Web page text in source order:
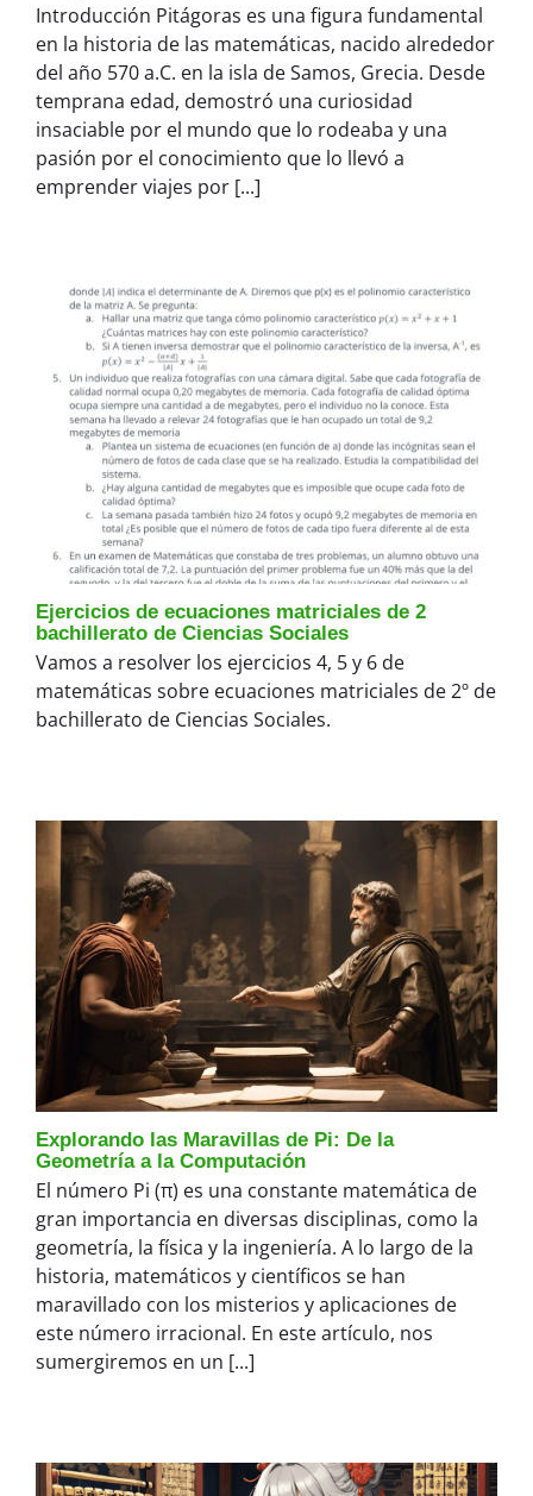
Introducción Pitágoras es una figura fundamental
en la historia de las matemáticas, nacido alrededor
del año 570 a.C. en la isla de Samos, Grecia. Desde
temprana edad, demostró una curiosidad
insaciable por el mundo que lo rodeaba y una
pasión por el conocimiento que lo llevó a
emprender viajes por [...]
Ejercicios de ecuaciones matriciales de 2
bachillerato de Ciencias Sociales
Vamos a resolver los ejercicios 4, 5 y 6 de
matemáticas sobre ecuaciones matriciales de 2º de
bachillerato de Ciencias Sociales.
Explorando las Maravillas de Pi: De la
Geometría a la Computación
El número Pi (π) es una constante matemática de
gran importancia en diversas disciplinas, como la
geometría, la física y la ingeniería. A lo largo de la
historia, matemáticos y científicos se han
maravillado con los misterios y aplicaciones de
este número irracional. En este artículo, nos
sumergiremos en un [...]